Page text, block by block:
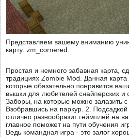
Представляем вашему вниманию
карту: zm_cornered.
Простая и немного забавная карта,
традициях Zombie Mod. Данная
которые обязательно понравится
вышки для любителей снайперских и
Заборы, на которые можно залазить с
Взобравшись на паркур. 2.
отлично разнообразит геймплей на
главное поможет на пути обучения
Ведь командная игра - это залог